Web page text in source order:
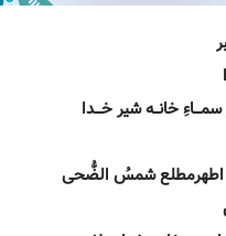
شیر خـــدا
شمسُ الضُّحی